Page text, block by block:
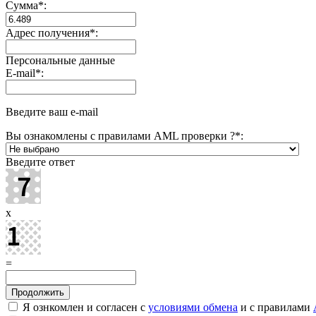
Сумма*:
Адрес получения*:
Персональные данные
E-mail*:
Введите ваш e-mail
Вы ознакомлены с правилами AML проверки ?*:
Введите ответ
x
=
Я ознкомлен и согласен с условиями обмена и с правилами